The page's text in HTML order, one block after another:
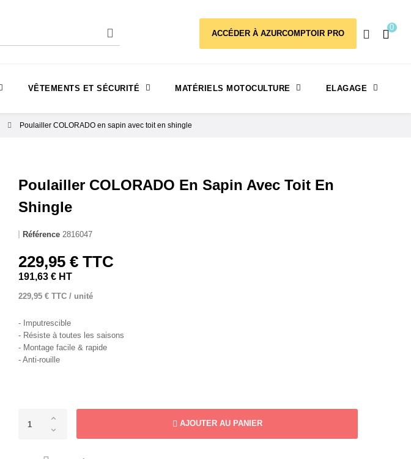
ACCÉDER À AZURCOMPTOIR PRO
0
VÊTEMENTS ET SÉCURITÉ MATÉRIELS MOTOCULTURE ELAGAGE
Poulailler COLORADO en sapin avec toit en shingle
Poulailler COLORADO En Sapin Avec Toit En
Shingle
Référence 2816047
229,95 € TTC
191,63 € HT
229,95 € TTC / unité
- Imputrescible
- Résiste à toutes les saisons
- Montage facile & rapide
- Anti-rouille
AJOUTER AU PANIER